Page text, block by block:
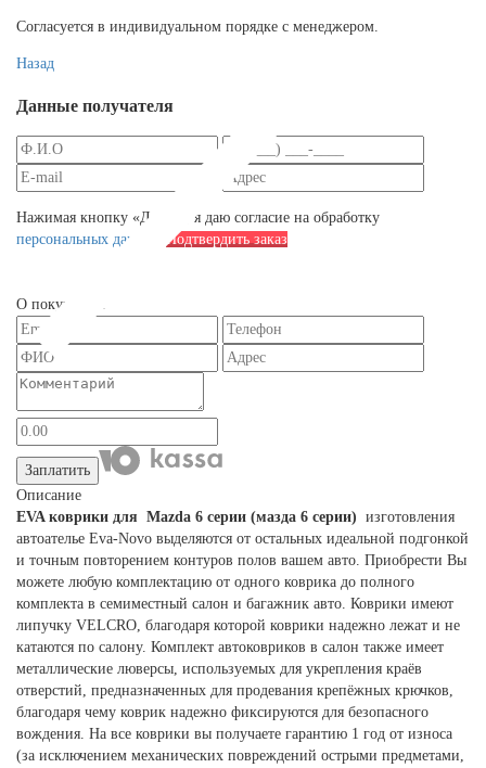
Согласуется в индивидуальном порядке с менеджером.
Назад
Данные получателя
Нажимая кнопку «Далее», я даю согласие на обработку
персональных данных
Подтвердить заказ
О покупателе
Заплатить
Описание
EVA коврики для Mazda 6 серии (мазда 6 серии) изготовления
автоателье Eva-Novo выделяются от остальных идеальной подгонкой
и точным повторением контуров полов вашем авто. Приобрести Вы
можете любую комплектацию от одного коврика до полного
комплекта в семиместный салон и багажник авто. Коврики имеют
липучку VELCRO, благодаря которой коврики надежно лежат и не
катаются по салону. Комплект автоковриков в салон также имеет
металлические люверсы, используемых для укрепления краёв
отверстий, предназначенных для продевания крепёжных крючков,
благодаря чему коврик надежно фиксируются для безопасного
вождения. На все коврики вы получаете гарантию 1 год от износа
(за исключением механических повреждений острыми предметами,